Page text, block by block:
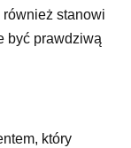
stanowi
być prawdziwą
który